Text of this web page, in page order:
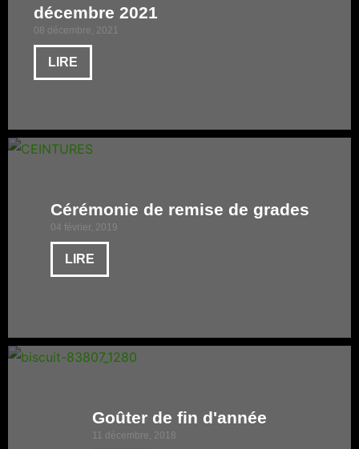
décembre 2021
08 décembre, 2021
LIRE
Cérémonie de remise de grades
04 février, 2019
LIRE
Goûter de fin d'année
11 décembre, 2018